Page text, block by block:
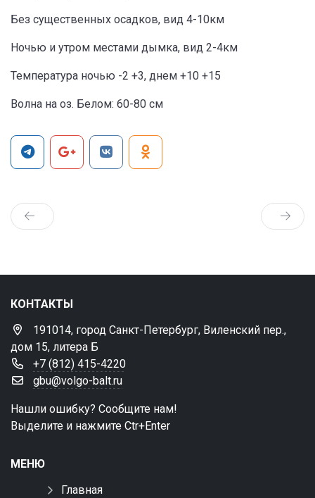
Без существенных осадков, вид 4-10км
Ночью и утром местами дымка, вид 2-4км
Температура ночью -2 +3, днем +10 +15
Волна на оз. Белом: 60-80 см
КОНТАКТЫ
191014, город Санкт-Петербург, Виленский пер.,
дом 15, литера Б
+7 (812) 415-4220
gbu@volgo-balt.ru
Нашли ошибку? Сообщите нам!
Выделите и нажмите Ctr+Enter
МЕНЮ
Главная